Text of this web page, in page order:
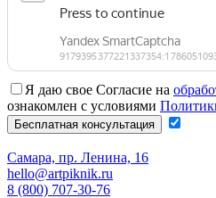
Я даю свое Согласие на
ознакомлен с условиями
Самара, пр. Ленина, 16
hello@artpiknik.ru
8 (800) 707-30-76